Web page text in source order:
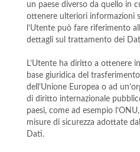
un paese diverso da quello in
ottenere ulteriori informazioni
l’Utente può fare riferimento
dettagli sul trattamento dei
L’Utente ha diritto a ottenere
base giuridica del
dell’Unione Europea o ad
di diritto internazionale
paesi, come ad esempio
misure di sicurezza adottate
Dati.